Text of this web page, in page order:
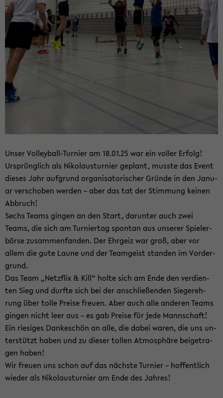
Unser Volleyball-​Turnier am 18.01.25 war ein vol­ler Er­folg!
Ur­sprüng­lich als Ni­ko­laus­tur­nier ge­plant, muss­te das Event
die­ses Jahr auf­grund or­ga­ni­sa­to­ri­scher Grün­de in den Ja­nu­
ar ver­scho­ben wer­den – aber das tat der Stim­mung kei­nen
Ab­bruch!
Sechs Teams gin­gen an den Start, dar­un­ter auch zwei
Teams, die sich am Tur­nier­tag spon­tan aus un­se­rer Spie­ler­
bör­se zu­sam­men­fan­den. Der Ehr­geiz war groß, aber vor
allem die gute Laune und der Team­geist stan­den im Vor­der­
grund.
Das Team „Netz­flix & Kill“ holte sich am Ende den ver­dien­
ten Sieg und durf­te sich bei der an­schlie­ßen­den Sie­ger­eh­
rung über tolle Prei­se freu­en. Aber auch alle an­de­ren Teams
gin­gen nicht leer aus – es gab Prei­se für jede Mann­schaft!
Ein rie­si­ges Dan­ke­schön an alle, die dabei waren, die uns un­
ter­stützt haben und zu die­ser tol­len At­mo­sphä­re bei­getra­
gen haben!
Wir freu­en uns schon auf das nächs­te Tur­nier – hof­fent­lich
wie­der als Ni­ko­laus­tur­nier am Ende des Jah­res!